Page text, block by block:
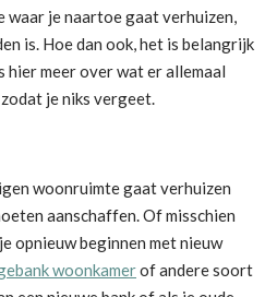
waar je naartoe gaat verhuizen,
is. Hoe dan ook, het is belangrijk
hier meer over wat er allemaal
je niks vergeet.
woonruimte gaat verhuizen
aanschaffen. Of misschien
opnieuw beginnen met nieuw
woonkamerof andere soort